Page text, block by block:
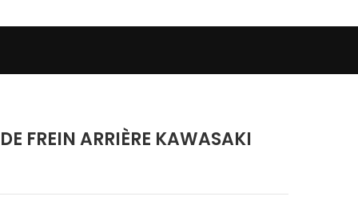
FREIN ARRIÈRE KAWASAKI